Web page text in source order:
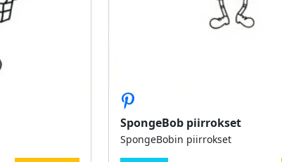
SpongeBob piirrokset
SpongeBobin piirrokset